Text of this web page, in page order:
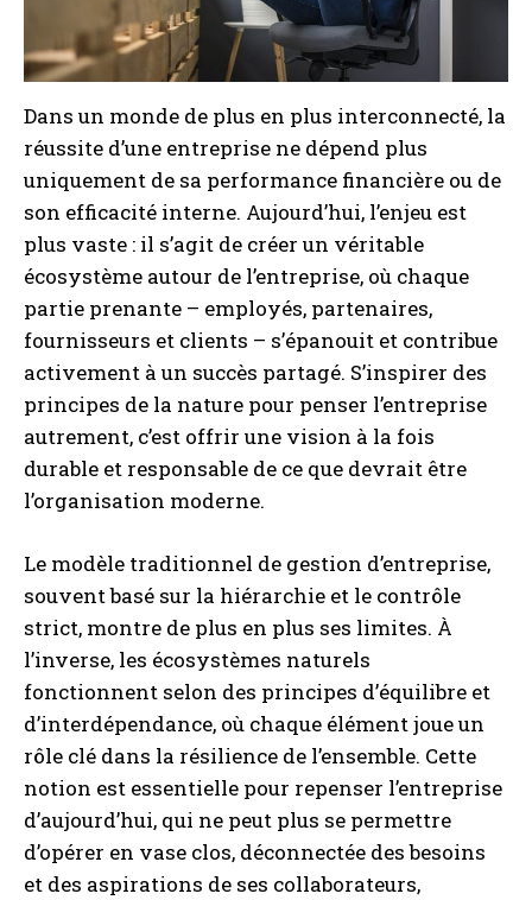
Dans un monde de plus en plus interconnecté, la
réussite d’une entreprise ne dépend plus
uniquement de sa performance financière ou de
son efficacité interne. Aujourd’hui, l’enjeu est
plus vaste : il s’agit de créer un véritable
écosystème autour de l’entreprise, où chaque
partie prenante – employés, partenaires,
fournisseurs et clients – s’épanouit et contribue
activement à un succès partagé. S’inspirer des
principes de la nature pour penser l’entreprise
autrement, c’est offrir une vision à la fois
durable et responsable de ce que devrait être
l’organisation moderne.
Le modèle traditionnel de gestion d’entreprise,
souvent basé sur la hiérarchie et le contrôle
strict, montre de plus en plus ses limites. À
l’inverse, les écosystèmes naturels
fonctionnent selon des principes d’équilibre et
d’interdépendance, où chaque élément joue un
rôle clé dans la résilience de l’ensemble. Cette
notion est essentielle pour repenser l’entreprise
d’aujourd’hui, qui ne peut plus se permettre
d’opérer en vase clos, déconnectée des besoins
et des aspirations de ses collaborateurs,